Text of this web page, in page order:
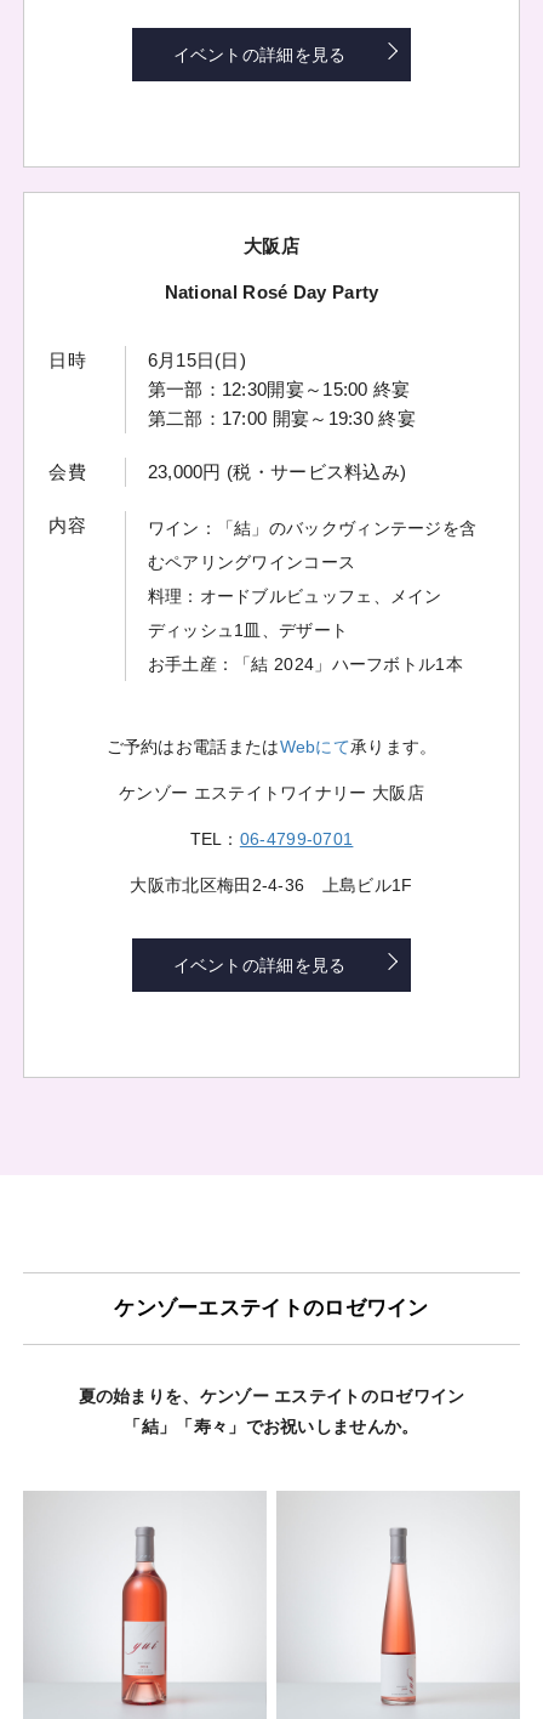
イベントの詳細を見る
大阪店
National Rosé Day Party
日時
6月15日(日)
第一部：12:30開宴～15:00 終宴
第二部：17:00 開宴～19:30 終宴
会費 23,000円 (税・サービス料込み)
内容
ワイン：「結」のバックヴィンテージを含
むペアリングワインコース
料理：オードブルビュッフェ、メイン
ディッシュ1皿、デザート
お手土産：「結 2024」ハーフボトル1本
ご予約はお電話またはWebにて承ります。
ケンゾー エステイトワイナリー 大阪店
TEL： 06-4799-0701
大阪市北区梅田2-4-36 上島ビル1F
イベントの詳細を見る
ケンゾーエステイトのロゼワイン
夏の始まりを、ケンゾー エステイトのロゼワイン
「結」「寿々」でお祝いしませんか。